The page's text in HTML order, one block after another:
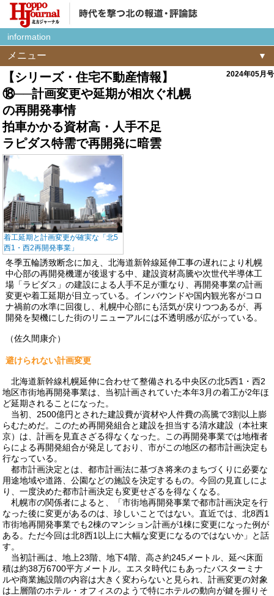
information
メニュー
【シリーズ・住宅不動産情報】
⑱──計画変更や延期が相次ぐ札幌
の再開発事情
拍車かかる資材高・人手不足
ラピダス特需で再開発に暗雲
2024年05月号
着工延期と計画変更が確実な「北5
西1・西2再開発事業」
冬季五輪誘致断念に加え、北海道新幹線延伸工事の遅れにより札幌
中心部の再開発機運が後退する中、建設資材高騰や次世代半導体工
場「ラピダス」の建設による人手不足が重なり、再開発事業の計画
変更や着工延期が目立っている。インバウンドや国内観光客がコロ
ナ禍前の水準に回復し、札幌中心部にも活気が戻りつつあるが、再
開発を契機にした街のリニューアルには不透明感が広がっている。
（佐久間康介）
避けられない計画変更
北海道新幹線札幌延伸に合わせて整備される中央区の北5西1・西2
地区市街地再開発事業は、当初計画されていた本年3月の着工が2年ほ
ど延期されることになった。
当初、2500億円とされた建設費が資材や人件費の高騰で3割以上膨
らむためだ。このため再開発組合と建設を担当する清水建設（本社東
京）は、計画を見直さざる得なくなった。この再開発事業では地権者
らによる再開発組合が発足しており、市がこの地区の都市計画決定も
行なっている。
都市計画決定とは、都市計画法に基づき将来のまちづくりに必要な
用途地域や道路、公園などの施設を決定するもの。今回の見直しによ
り、一度決めた都市計画決定も変更せざるを得なくなる。
札幌市の関係者によると、「市街地再開発事業で都市計画決定を行
なった後に変更があるのは、珍しいことではない。直近では、北8西1
市街地再開発事業でも2棟のマンション計画が1棟に変更になった例が
ある。ただ今回は北8西1以上に大幅な変更になるのではないか」と話
す。
当初計画は、地上23階、地下4階、高さ約245メートル、延べ床面
積は約38万6700平方メートル。エスタ時代にもあったバスターミナ
ルや商業施設階の内容は大きく変わらないと見られ、計画変更の対象
は上層階のホテル・オフィスのようで特にホテルの動向が鍵を握りそ